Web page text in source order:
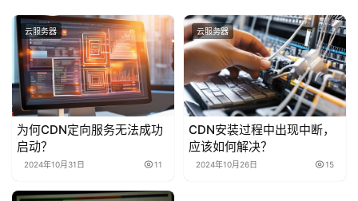
云服务器
为何CDN定向服务无法成功
启动？
2024年10月31日 11
云服务器
CDN安装过程中出现中断，
应该如何解决？
2024年10月26日 15